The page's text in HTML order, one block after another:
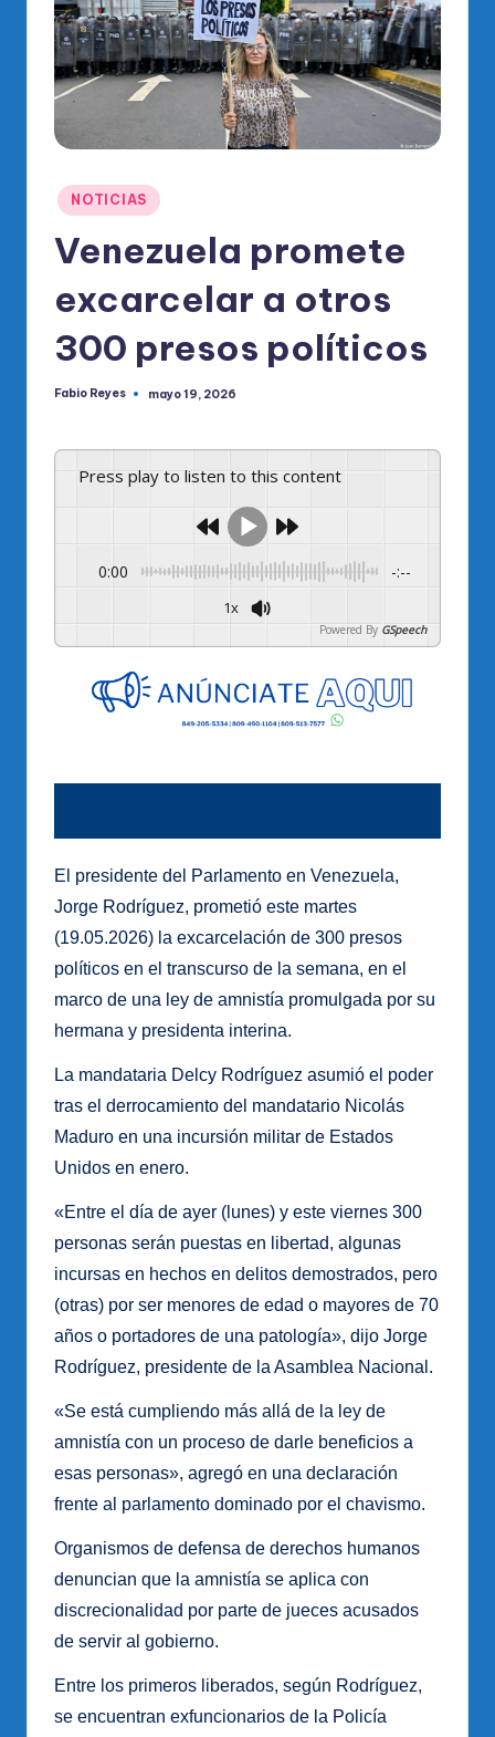
di
o
O
al
el
R
Publicado
en
NOTICIAS
Venezuela promete
excarcelar a otros
300 presos políticos
Publicado
Fabio Reyes mayo 19, 2026
Press play to listen to this content
0:00 -:--
1x
Powered By GSpeech
El presidente del Parlamento en Venezuela,
Jorge Rodríguez, prometió este martes
(19.05.2026) la excarcelación de 300 presos
políticos en el transcurso de la semana, en el
marco de una ley de amnistía promulgada por su
hermana y presidenta interina.
La mandataria Delcy Rodríguez asumió el poder
tras el derrocamiento del mandatario Nicolás
Maduro en una incursión militar de Estados
Unidos en enero.
«Entre el día de ayer (lunes) y este viernes 300
personas serán puestas en libertad, algunas
incursas en hechos en delitos demostrados, pero
(otras) por ser menores de edad o mayores de 70
años o portadores de una patología», dijo Jorge
Rodríguez, presidente de la Asamblea Nacional.
«Se está cumpliendo más allá de la ley de
amnistía con un proceso de darle beneficios a
esas personas», agregó en una declaración
frente al parlamento dominado por el chavismo.
Organismos de defensa de derechos humanos
denuncian que la amnistía se aplica con
discrecionalidad por parte de jueces acusados
de servir al gobierno.
Entre los primeros liberados, según Rodríguez,
se encuentran exfuncionarios de la Policía